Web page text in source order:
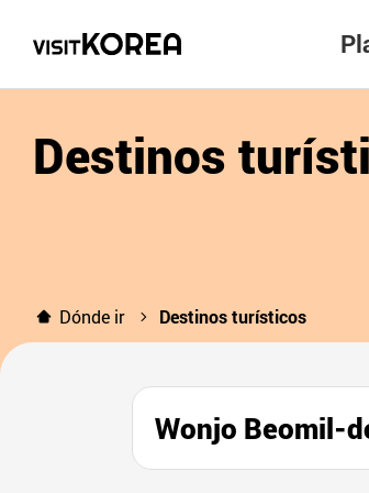
Destinos
Dónde ir Destinos turísticos
Wonjo Beomil-